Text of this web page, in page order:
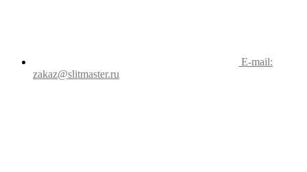
E-mail:
zakaz@slitmaster.ru